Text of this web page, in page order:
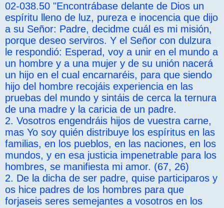
02-038.50 "Encontrábase delante de Dios un
espíritu lleno de luz, pureza e inocencia que dijo
a su Señor: Padre, decidme cuál es mi misión,
porque deseo serviros. Y el Señor con dulzura
le respondió: Esperad, voy a unir en el mundo a
un hombre y a una mujer y de su unión nacerá
un hijo en el cual encarnaréis, para que siendo
hijo del hombre recojáis experiencia en las
pruebas del mundo y sintáis de cerca la ternura
de una madre y la caricia de un padre.
2. Vosotros engendráis hijos de vuestra carne,
mas Yo soy quién distribuye los espíritus en las
familias, en los pueblos, en las naciones, en los
mundos, y en esa justicia impenetrable para los
hombres, se manifiesta mi amor. (67, 26)
2. De la dicha de ser padre, quise participaros y
os hice padres de los hombres para que
forjaseis seres semejantes a vosotros en los